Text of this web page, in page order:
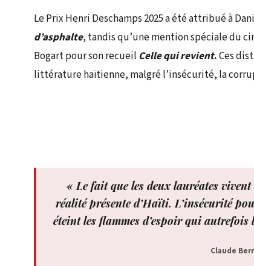
Le Prix Henri Deschamps 2025 a été attribué à
d’asphalte, tandis qu’une mention spéciale du
Bogart pour son recueil Celle qui revient.Ces
littérature haïtienne, malgré l’insécurité, la
« Le fait que les deux lauréates
réalité présente d’Haïti. L’insécurité
éteint les flammes d’espoir qui
Claude